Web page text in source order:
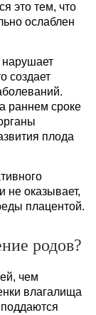
это тем, что
ослаблен
создает
раннем сроке
плода
не оказывает,
плацентой.
родов?
чем
влагалища